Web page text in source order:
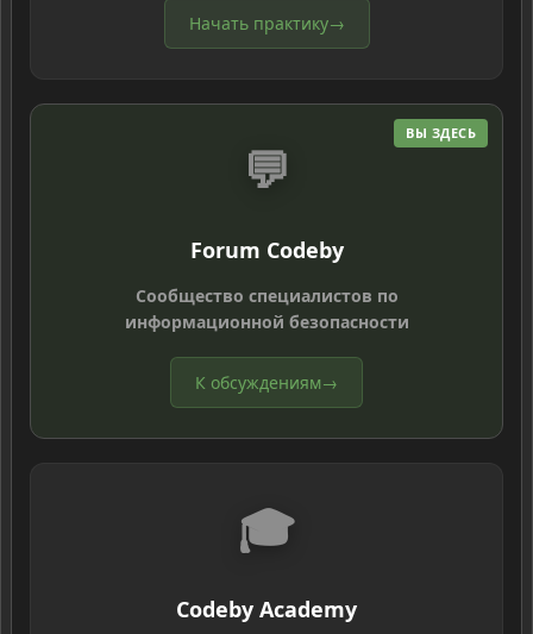
Начать практику→
ВЫ ЗДЕСЬ
💬
Forum Codeby
Сообщество специалистов по
информационной безопасности
К обсуждениям→
🎓
Codeby Academy